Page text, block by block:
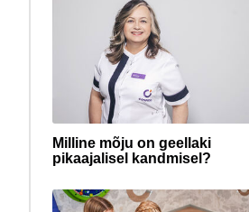
Milline mõju on geellaki
pikaajalisel kandmisel?